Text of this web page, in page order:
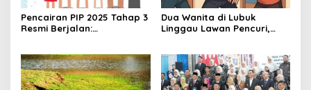
Pencairan PIP 2025 Tahap 3
Resmi Berjalan:
Pendidikan hingga
Desember
Dua Wanita di Lubuk
Linggau Lawan Pencuri,